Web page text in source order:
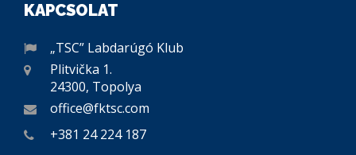
KAPCSOLAT
„TSC” Labdarúgó Klub
Plitvička 1.
24300, Topolya
office@fktsc.com
+381 24 224 187